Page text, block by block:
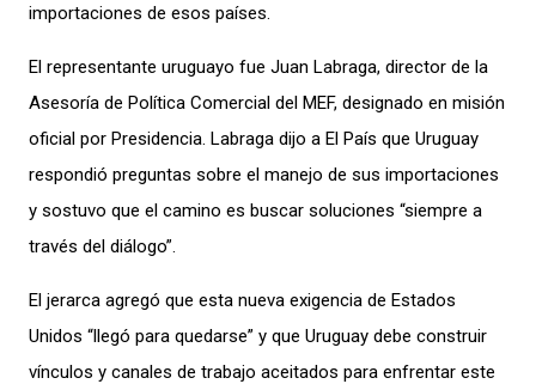
importaciones de esos países.
El representante uruguayo fue Juan Labraga, director de la
Asesoría de Política Comercial del MEF, designado en misión
oficial por Presidencia. Labraga dijo a El País que Uruguay
respondió preguntas sobre el manejo de sus importaciones
y sostuvo que el camino es buscar soluciones “siempre a
través del diálogo”.
El jerarca agregó que esta nueva exigencia de Estados
Unidos “llegó para quedarse” y que Uruguay debe construir
vínculos y canales de trabajo aceitados para enfrentar este